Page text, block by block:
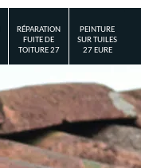
RÉPARATION
FUITE DE
TOITURE 27
PEINTURE
SUR TUILES
27 EURE